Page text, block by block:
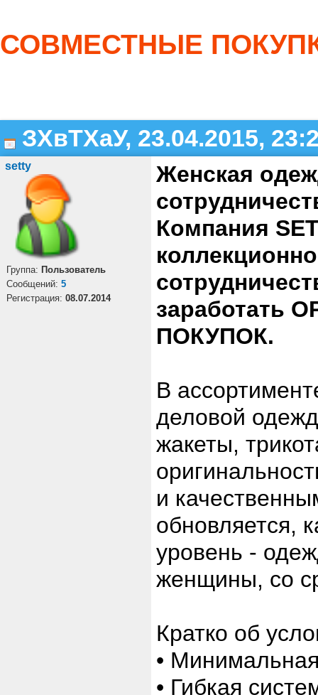
СОВМЕСТНЫЕ
ЗХвТХаУ, 23.04.2015,
setty
Группа: Пользователь
Cообщений: 5
Регистрация: 08.07.2014
Женская
Компания
заработать
ПОКУПОК.
В
деловой
жакеты,
и
обновляется,
уровень -
женщины, со
Кратко об
•
• Гибкая